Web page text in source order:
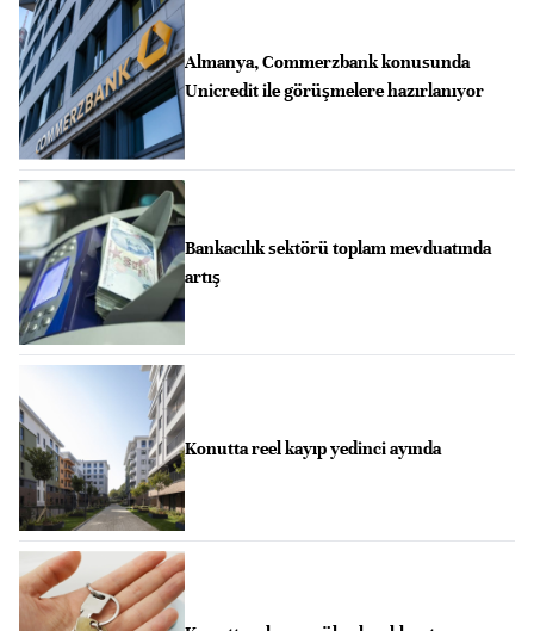
Almanya, Commerzbank konusunda
Unicredit ile görüşmelere hazırlanıyor
Bankacılık sektörü toplam mevduatında
artış
Konutta reel kayıp yedinci ayında